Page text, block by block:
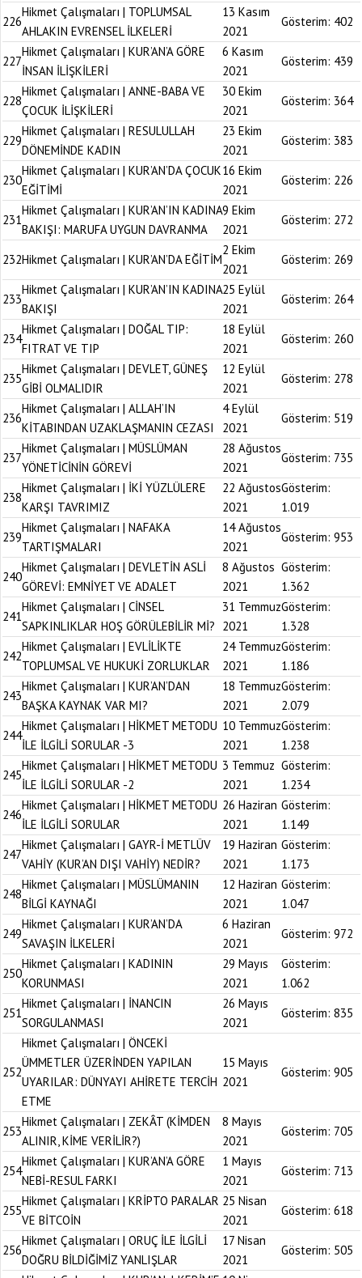
226
Hikmet Çalışmaları | TOPLUMSAL
AHLAKIN EVRENSEL İLKELERİ
13 Kasım
2021
Gösterim: 402
227
Hikmet Çalışmaları | KUR’AN’A GÖRE
İNSAN İLİŞKİLERİ
6 Kasım
2021
Gösterim: 439
228
Hikmet Çalışmaları | ANNE-BABA VE
ÇOCUK İLİŞKİLERİ
30 Ekim
2021
Gösterim: 364
229
Hikmet Çalışmaları | RESULULLAH
DÖNEMİNDE KADIN
23 Ekim
2021
Gösterim: 383
230
Hikmet Çalışmaları | KUR’AN’DA ÇOCUK
EĞİTİMİ
16 Ekim
2021
Gösterim: 226
231
Hikmet Çalışmaları | KUR’AN’IN KADINA
BAKIŞI: MARUFA UYGUN DAVRANMA
9 Ekim
2021
Gösterim: 272
232Hikmet Çalışmaları | KUR’AN’DA EĞİTİM
2 Ekim
2021
Gösterim: 269
233
Hikmet Çalışmaları | KUR’AN’IN KADINA
BAKIŞI
25 Eylül
2021
Gösterim: 264
234
Hikmet Çalışmaları | DOĞAL TIP:
FITRAT VE TIP
18 Eylül
2021
Gösterim: 260
235
Hikmet Çalışmaları | DEVLET, GÜNEŞ
GİBİ OLMALIDIR
12 Eylül
2021
Gösterim: 278
236
Hikmet Çalışmaları | ALLAH’IN
KİTABINDAN UZAKLAŞMANIN CEZASI
4 Eylül
2021
Gösterim: 519
237
Hikmet Çalışmaları | MÜSLÜMAN
YÖNETİCİNİN GÖREVİ
28 Ağustos
2021
Gösterim: 735
238
Hikmet Çalışmaları | İKİ YÜZLÜLERE
KARŞI TAVRIMIZ
22 Ağustos
2021
Gösterim:
1.019
239
Hikmet Çalışmaları | NAFAKA
TARTIŞMALARI
14 Ağustos
2021
Gösterim: 953
240
Hikmet Çalışmaları | DEVLETİN ASLİ
GÖREVİ: EMNİYET VE ADALET
8 Ağustos
2021
Gösterim:
1.362
241
Hikmet Çalışmaları | CİNSEL
SAPKINLIKLAR HOŞ GÖRÜLEBİLİR Mİ?
31 Temmuz
2021
Gösterim:
1.328
242
Hikmet Çalışmaları | EVLİLİKTE
TOPLUMSAL VE HUKUKİ ZORLUKLAR
24 Temmuz
2021
Gösterim:
1.186
243
Hikmet Çalışmaları | KUR’AN’DAN
BAŞKA KAYNAK VAR MI?
18 Temmuz
2021
Gösterim:
2.079
244
Hikmet Çalışmaları | HİKMET METODU
İLE İLGİLİ SORULAR -3
10 Temmuz
2021
Gösterim:
1.238
245
Hikmet Çalışmaları | HİKMET METODU
İLE İLGİLİ SORULAR -2
3 Temmuz
2021
Gösterim:
1.234
246
Hikmet Çalışmaları | HİKMET METODU
İLE İLGİLİ SORULAR
26 Haziran
2021
Gösterim:
1.149
247
Hikmet Çalışmaları | GAYR-İ METLÜV
VAHİY (KUR’AN DIŞI VAHİY) NEDİR?
19 Haziran
2021
Gösterim:
1.173
248
Hikmet Çalışmaları | MÜSLÜMANIN
BİLGİ KAYNAĞI
12 Haziran
2021
Gösterim:
1.047
249
Hikmet Çalışmaları | KUR’AN’DA
SAVAŞIN İLKELERİ
6 Haziran
2021
Gösterim: 972
250
Hikmet Çalışmaları | KADININ
KORUNMASI
29 Mayıs
2021
Gösterim:
1.062
251
Hikmet Çalışmaları | İNANCIN
SORGULANMASI
26 Mayıs
2021
Gösterim: 835
252
Hikmet Çalışmaları | ÖNCEKİ
ÜMMETLER ÜZERİNDEN YAPILAN
UYARILAR: DÜNYAYI AHİRETE TERCİH
ETME
15 Mayıs
2021
Gösterim: 905
253
Hikmet Çalışmaları | ZEKÂT (KİMDEN
ALINIR, KİME VERİLİR?)
8 Mayıs
2021
Gösterim: 705
254
Hikmet Çalışmaları | KUR’AN’A GÖRE
NEBİ-RESUL FARKI
1 Mayıs
2021
Gösterim: 713
255
Hikmet Çalışmaları | KRİPTO PARALAR
VE BİTCOİN
25 Nisan
2021
Gösterim: 618
256
Hikmet Çalışmaları | ORUÇ İLE İLGİLİ
DOĞRU BİLDİĞİMİZ YANLIŞLAR
17 Nisan
2021
Gösterim: 505